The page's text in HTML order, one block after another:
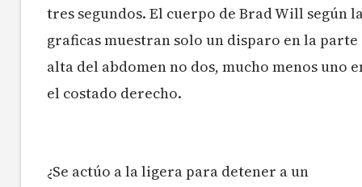
tres segundos. El cuerpo de Brad Will según
graficas muestran solo un disparo en la parte
alta del abdomen no dos, mucho menos uno
el costado derecho.
¿Se actúo a la ligera para detener a un